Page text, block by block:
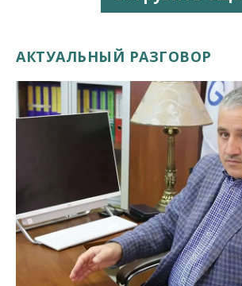
АКТУАЛЬНЫЙ РАЗГОВОР